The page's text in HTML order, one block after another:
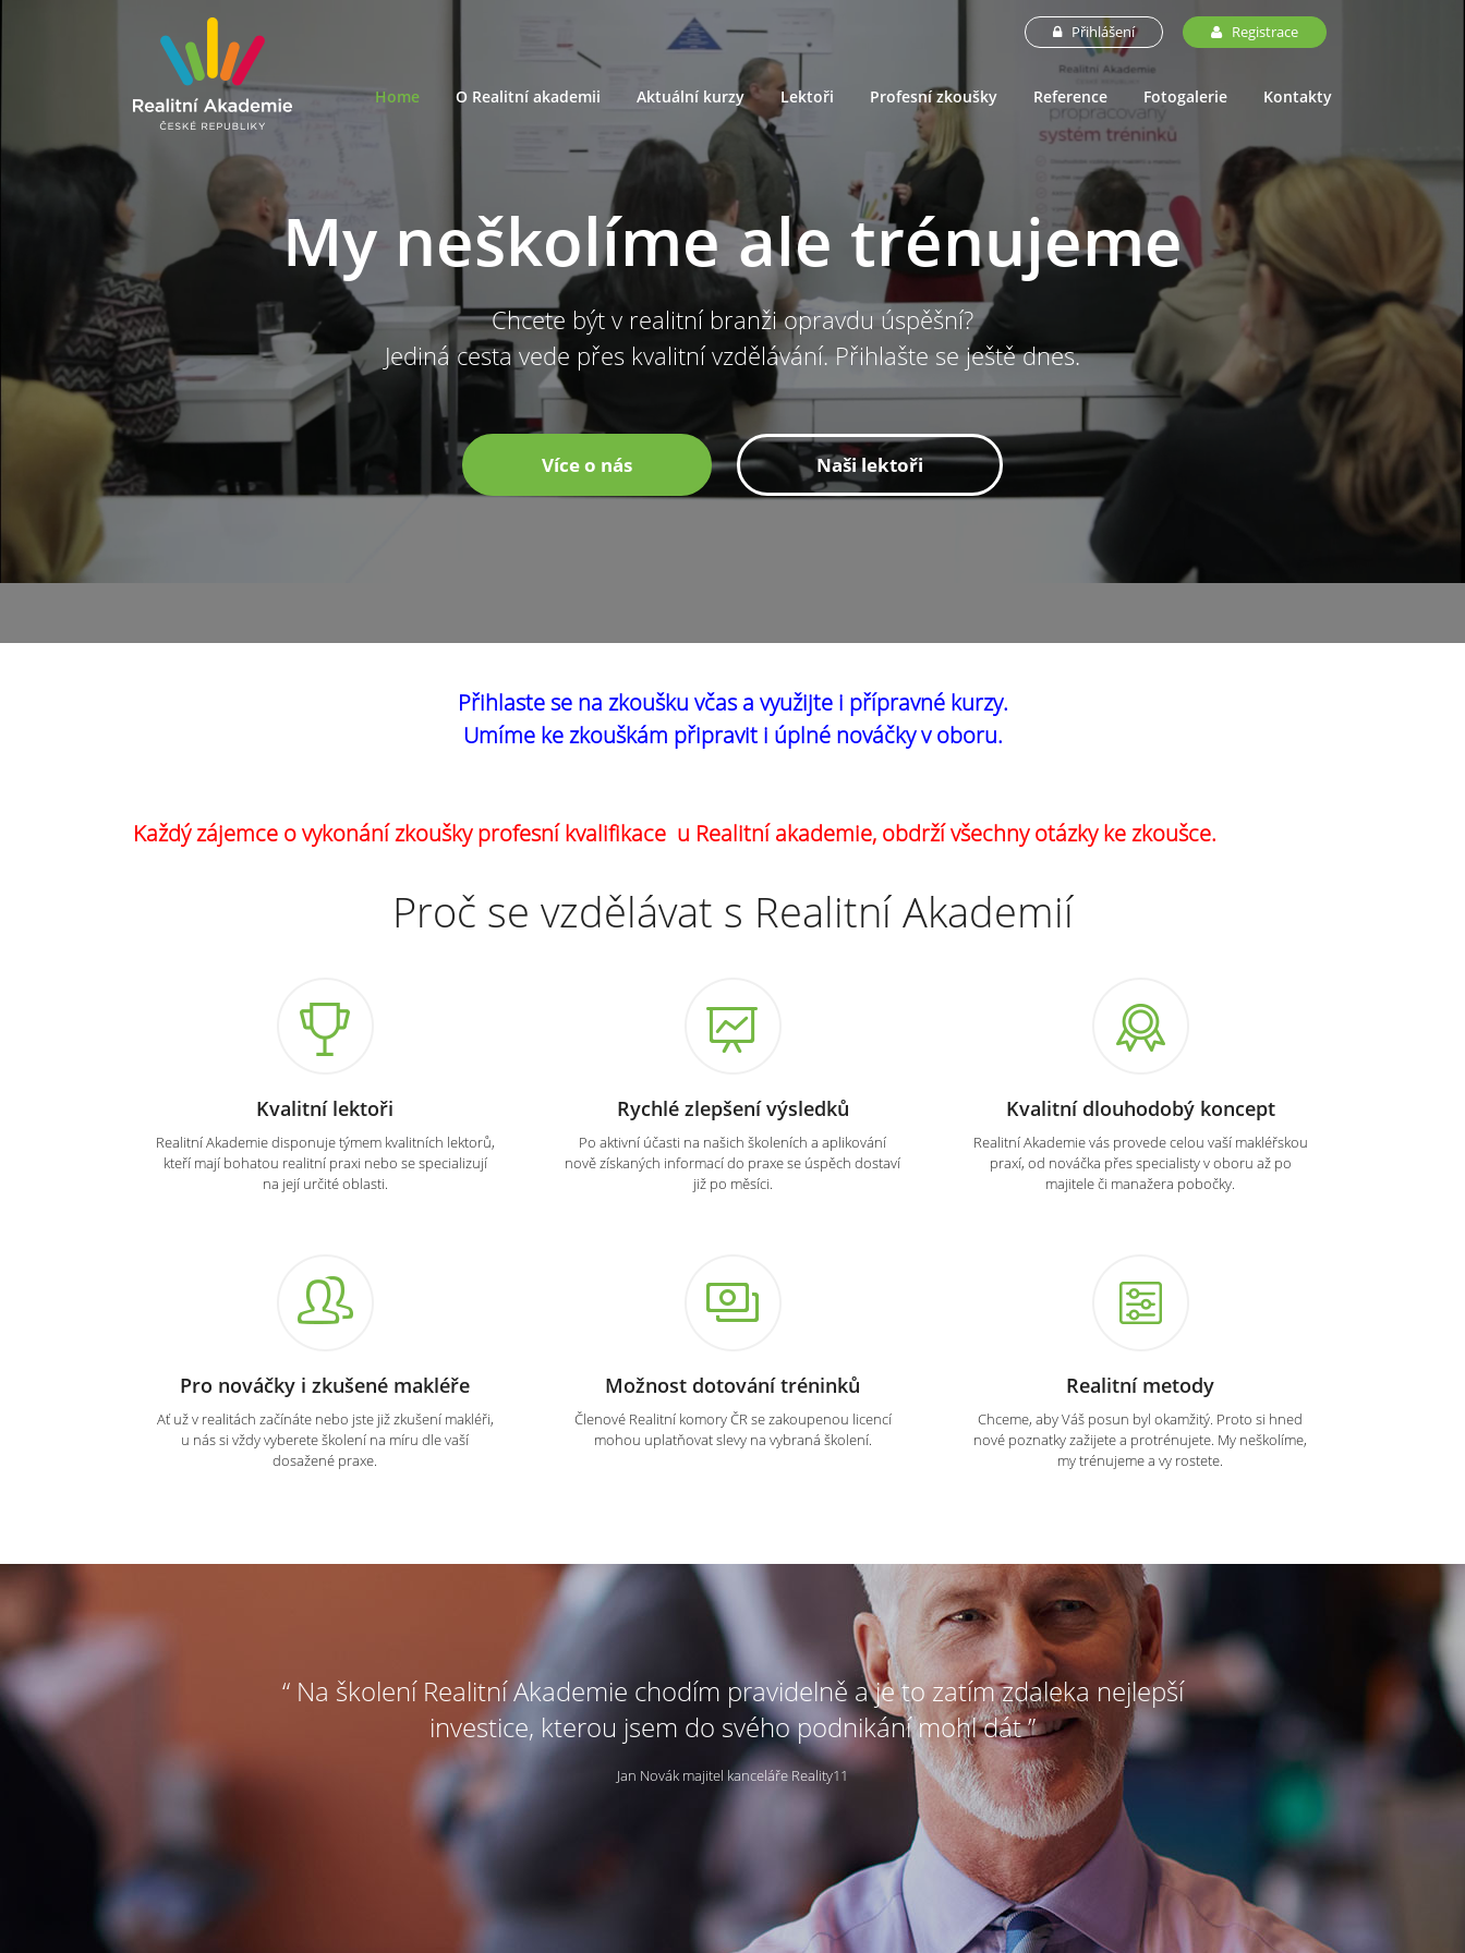
Přihlášení Registrace
Home O Realitní akademii Aktuální kurzy Lektoři Profesní zkoušky Reference Fotogalerie Kontakty
My neškolíme ale trénujeme
Chcete být v realitní branži opravdu úspěšní?
Jediná cesta vede přes kvalitní vzdělávání. Přihlašte se ještě dnes.
Více o nás Naši lektoři
Přihlaste se na zkoušku včas a využijte i přípravné kurzy.
Umíme ke zkouškám připravit i úplné nováčky v oboru.
Každý zájemce o vykonání zkoušky profesní kvalifikace u Realitní akademie, obdrží všechny otázky ke zkoušce.
Proč se vzdělávat s Realitní Akademií
Kvalitní lektoři
Realitní Akademie disponuje týmem kvalitních lektorů,
kteří mají bohatou realitní praxi nebo se specializují
na její určité oblasti.
Rychlé zlepšení výsledků
Po aktivní účasti na našich školeních a aplikování
nově získaných informací do praxe se úspěch dostaví
již po měsíci.
Kvalitní dlouhodobý koncept
Realitní Akademie vás provede celou vaší makléřskou
praxí, od nováčka přes specialisty v oboru až po
majitele či manažera pobočky.
Pro nováčky i zkušené makléře
Ať už v realitách začínáte nebo jste již zkušení makléři,
u nás si vždy vyberete školení na míru dle vaší
dosažené praxe.
Možnost dotování tréninků
Členové Realitní komory ČR se zakoupenou licencí
mohou uplatňovat slevy na vybraná školení.
Realitní metody
Chceme, aby Váš posun byl okamžitý. Proto si hned
nové poznatky zažijete a protrénujete. My neškolíme,
my trénujeme a vy rostete.
“ Na školení Realitní Akademie chodím pravidelně a je to zatím zdaleka nejlepší
investice, kterou jsem do svého podnikání mohl dát ”
Jan Novák majitel kanceláře Reality11